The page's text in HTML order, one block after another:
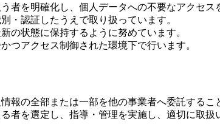
を明確化し、個人データへの不要なアクセス
・認証したうえで取り扱っています。
の状態に保持するように努めています。
つアクセス制御された環境下で行います。
報の全部または一部を他の事業者へ委託するこ
者を選定し、指導・管理を実施し、適切に取扱